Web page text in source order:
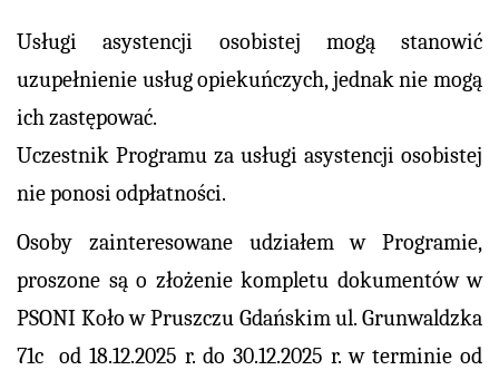
Usługi asystencji osobistej mogą stanowić
uzupełnienie usług opiekuńczych, jednak nie mogą
ich zastępować.
Uczestnik Programu za usługi asystencji osobistej
nie ponosi odpłatności.
Osoby zainteresowane udziałem w Programie,
proszone są o złożenie kompletu dokumentów w
PSONI Koło w Pruszczu Gdańskim ul. Grunwaldzka
71c od 18.12.2025 r. do 30.12.2025 r. w terminie od